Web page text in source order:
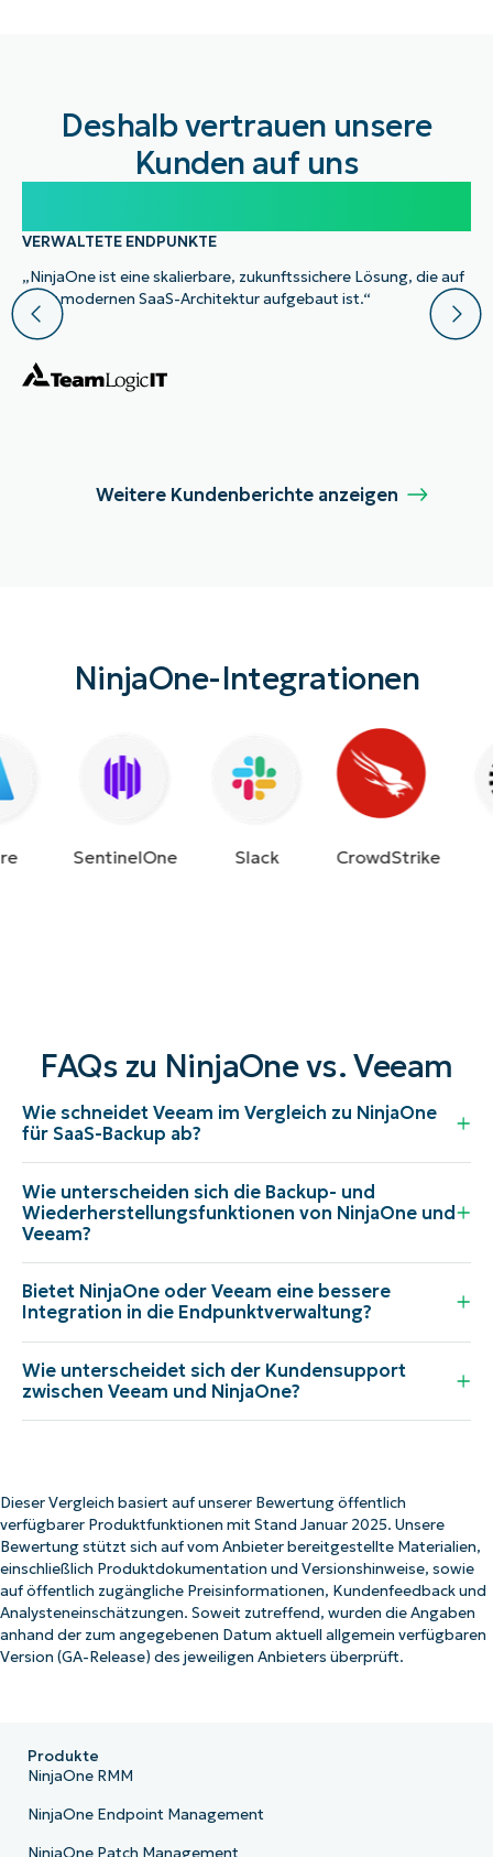
Deshalb vertrauen unsere
Kunden auf uns
VERWALTETE ENDPUNKTE
„NinjaOne ist eine skalierbare, zukunftssichere Lösung, die auf
einer modernen SaaS-Architektur aufgebaut ist.“
Weitere Kundenberichte anzeigen
NinjaOne-Integrationen
SentinelOne Slack CrowdStrike
FAQs zu NinjaOne vs. Veeam
Wie schneidet Veeam im Vergleich zu NinjaOne
für SaaS-Backup ab?
Wie unterscheiden sich die Backup- und
Wiederherstellungsfunktionen von NinjaOne und
Veeam?
Bietet NinjaOne oder Veeam eine bessere
Integration in die Endpunktverwaltung?
Wie unterscheidet sich der Kundensupport
zwischen Veeam und NinjaOne?
Dieser Vergleich basiert auf unserer Bewertung öffentlich
verfügbarer Produktfunktionen mit Stand Januar 2025. Unsere
Bewertung stützt sich auf vom Anbieter bereitgestellte Materialien,
einschließlich Produktdokumentation und Versionshinweise, sowie
auf öffentlich zugängliche Preisinformationen, Kundenfeedback und
Analysteneinschätzungen. Soweit zutreffend, wurden die Angaben
anhand der zum angegebenen Datum aktuell allgemein verfügbaren
Version (GA-Release) des jeweiligen Anbieters überprüft.
Produkte
NinjaOne RMM
NinjaOne Endpoint Management